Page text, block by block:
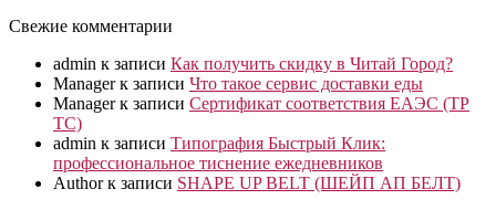
Свежие комментарии
admin к записи Как получить скидку в Читай Город?
Managerк записи Что такое сервис доставки еды
Managerк записи Сертификат соответствия ЕАЭС (ТР
ТС)
admin к записи Типография Быстрый Клик:
профессиональное тиснение ежедневников
Authorк записи SHAPE UP BELT (ШЕЙП АП БЕЛТ)